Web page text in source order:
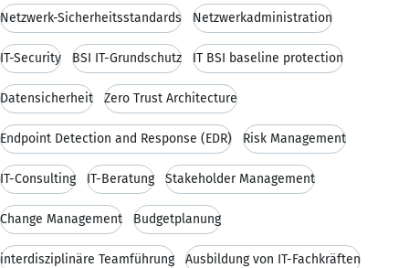
Netzwerk-Sicherheitsstandards Netzwerkadministration
IT-Security BSI IT-Grundschutz IT BSI baseline protection
Datensicherheit Zero Trust Architecture
Endpoint Detection and Response (EDR) Risk Management
IT-Consulting IT-Beratung Stakeholder Management
Change Management Budgetplanung
interdisziplinäre Teamführung Ausbildung von IT-Fachkräften